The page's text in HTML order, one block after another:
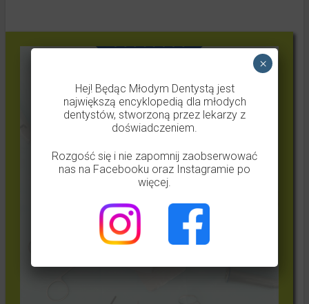
Hej! Będąc Młodym Dentystą jest
największą encyklopedią dla młodych
dentystów, stworzoną przez lekarzy z
doświadczeniem.
Rozgość się i nie zapomnij zaobserwować
nas na Facebooku oraz Instagramie po
więcej.
×